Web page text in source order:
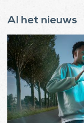
Al het nieuws